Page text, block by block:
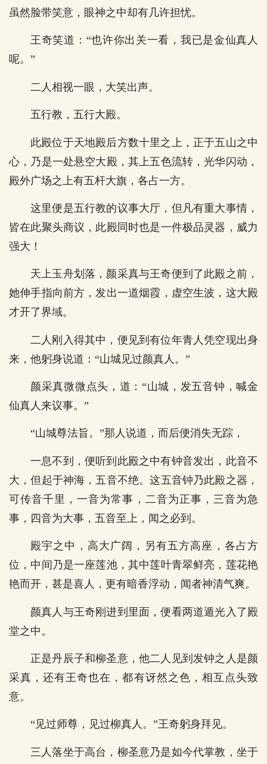
虽然脸带笑意，眼神之中却有几许担忧。
王奇笑道：“也许你出关一看，我已是金仙真人
呢。”
二人相视一眼，大笑出声。
五行教，五行大殿。
此殿位于天地殿后方数十里之上，正于五山之中
心，乃是一处悬空大殿，其上五色流转，光华闪动，
殿外广场之上有五杆大旗，各占一方。
这里便是五行教的议事大厅，但凡有重大事情，
皆在此聚头商议，此殿同时也是一件极品灵器，威力
强大！
天上玉舟划落，颜采真与王奇便到了此殿之前，
她伸手指向前方，发出一道烟霞，虚空生波，这大殿
才开了界域。
二人刚入得其中，便见到有位年青人凭空现出身
来，他躬身说道：“山城见过颜真人。”
颜采真微微点头，道：“山城，发五音钟，喊金
仙真人来议事。”
“山城尊法旨。”那人说道，而后便消失无踪，
一息不到，便听到此殿之中有钟音发出，此音不
大，但起于神海，五音不绝。这五音钟乃此殿之器，
可传音千里，一音为常事，二音为正事，三音为急
事，四音为大事，五音至上，闻之必到。
殿宇之中，高大广阔，另有五方高座，各占方
位，中间乃是一座莲池，其中莲叶青翠鲜亮，莲花艳
艳而开，甚是喜人，更有暗香浮动，闻者神清气爽。
颜真人与王奇刚进到里面，便看两道遁光入了殿
堂之中。
正是丹辰子和柳圣意，他二人见到发钟之人是颜
采真，还有王奇也在，都有讶然之色，相互点头致
意。
“见过师尊，见过柳真人。”王奇躬身拜见。
三人落坐于高台，柳圣意乃是如今代掌教，坐于